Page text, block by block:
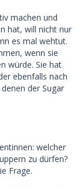
machen und
hat, will nicht nur
es mal wehtut.
wenn sie
würde. Sie hat
ebenfalls nach
der Sugar
welcher
zu dürfen?
Frage.